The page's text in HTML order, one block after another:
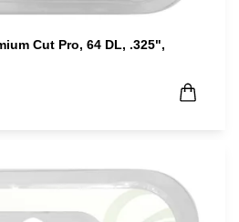
Cut Pro, 64 DL, .325",